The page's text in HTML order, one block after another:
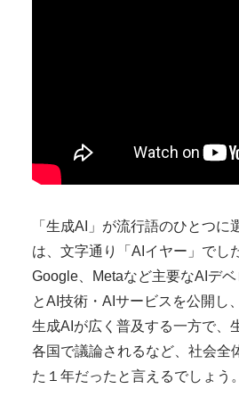
「生成AI」が流行語のひとつに
は、文字通り「AIイヤー」でし
Google、Metaなど主要なAIデ
とAI技術・AIサービスを公開し
生成AIが広く普及する一方で、
各国で議論されるなど、社会全
た１年だったと言えるでしょう。